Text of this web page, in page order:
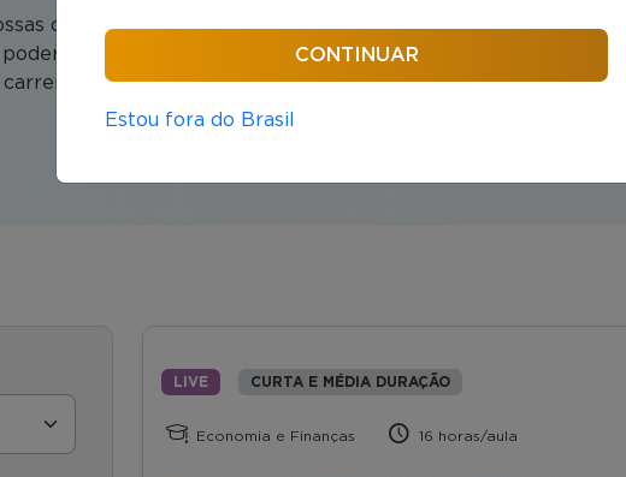
opções de cursos de Curta e Média Duração. Com uma
renovar seus conhecimentos e desenvolver as
LIVE CURTA E MÉDIA DURAÇÃO
Economia e Finanças 16 horas/aula
Estou fora do Brasil